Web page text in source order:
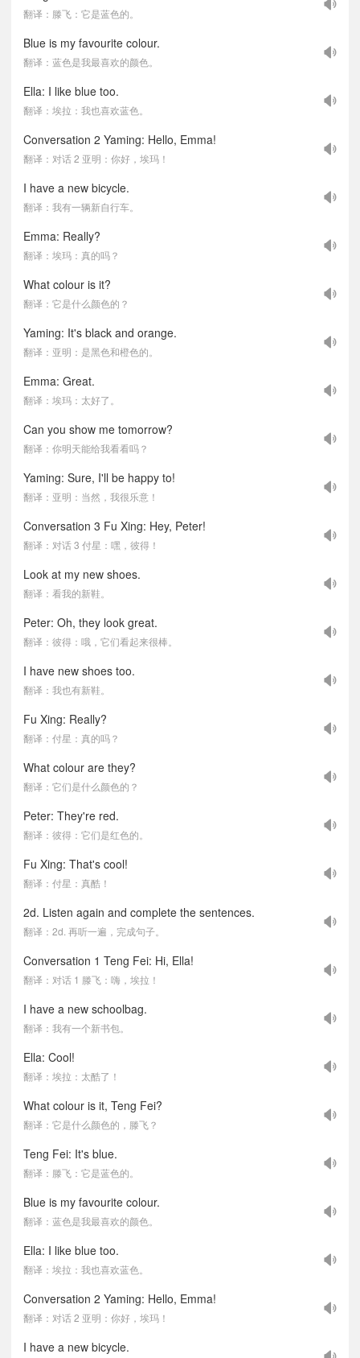
翻译：滕飞：它是蓝色的。
Blue is my favourite colour.
翻译：蓝色是我最喜欢的颜色。
Ella: I like blue too.
翻译：埃拉：我也喜欢蓝色。
Conversation 2 Yaming: Hello, Emma!
翻译：对话 2 亚明：你好，埃玛！
I have a new bicycle.
翻译：我有一辆新自行车。
Emma: Really?
翻译：埃玛：真的吗？
What colour is it?
翻译：它是什么颜色的？
Yaming: It's black and orange.
翻译：亚明：是黑色和橙色的。
Emma: Great.
翻译：埃玛：太好了。
Can you show me tomorrow?
翻译：你明天能给我看看吗？
Yaming: Sure, I'll be happy to!
翻译：亚明：当然，我很乐意！
Conversation 3 Fu Xing: Hey, Peter!
翻译：对话 3 付星：嘿，彼得！
Look at my new shoes.
翻译：看我的新鞋。
Peter: Oh, they look great.
翻译：彼得：哦，它们看起来很棒。
I have new shoes too.
翻译：我也有新鞋。
Fu Xing: Really?
翻译：付星：真的吗？
What colour are they?
翻译：它们是什么颜色的？
Peter: They're red.
翻译：彼得：它们是红色的。
Fu Xing: That's cool!
翻译：付星：真酷！
2d. Listen again and complete the sentences.
翻译：2d. 再听一遍，完成句子。
Conversation 1 Teng Fei: Hi, Ella!
翻译：对话 1 滕飞：嗨，埃拉！
I have a new schoolbag.
翻译：我有一个新书包。
Ella: Cool!
翻译：埃拉：太酷了！
What colour is it, Teng Fei?
翻译：它是什么颜色的，滕飞？
Teng Fei: It's blue.
翻译：滕飞：它是蓝色的。
Blue is my favourite colour.
翻译：蓝色是我最喜欢的颜色。
Ella: I like blue too.
翻译：埃拉：我也喜欢蓝色。
Conversation 2 Yaming: Hello, Emma!
翻译：对话 2 亚明：你好，埃玛！
I have a new bicycle.